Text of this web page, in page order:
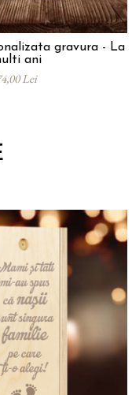
gravura - La
ani
Lei